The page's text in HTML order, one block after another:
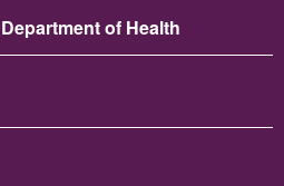
of Health